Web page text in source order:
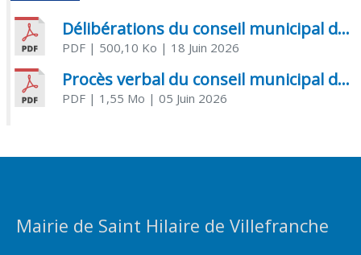
Délibérations du conseil municipal du 18 juin 2026
PDF| 500,10 Ko | 18 Juin 2026
Procès verbal du conseil municipal du 05 juin 2026
PDF| 1,55 Mo | 05 Juin 2026
Mairie de Saint Hilaire de Villefranche